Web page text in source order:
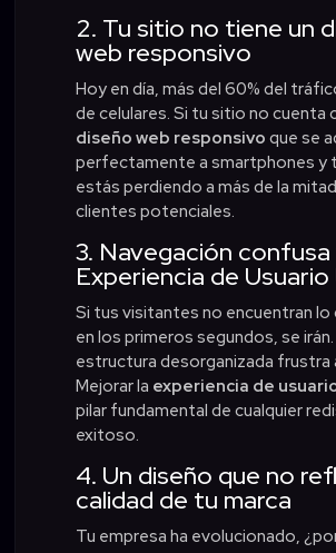
2. Tu sitio no tiene un
web responsivo
Hoy en día, más del 60% del
de celulares. Si tu sitio no cuenta
diseño web responsivo que se
perfectamente a smartphones y
estás perdiendo a más de la
clientes potenciales.
3. Navegación confusa
Experiencia de Usuario
Si tus visitantes no encuentran lo
en los primeros segundos, se irán.
estructura desorganizada frustra
Mejorar la experiencia de
pilar fundamental de cualquier
exitoso.
4. Un diseño que no
calidad de tu marca
Tu empresa ha evolucionado,